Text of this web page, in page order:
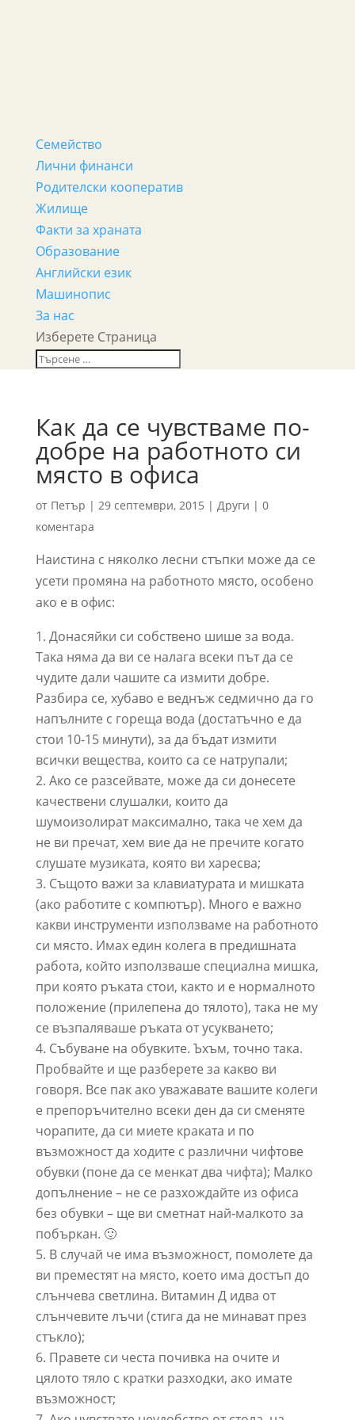
Семейство
Лични финанси
Родителски кооператив
Жилище
Факти за храната
Образование
Английски език
Машинопис
За нас
Изберете Страница
Как да се чувстваме по-
добре на работното си
място в офиса
от Петър | 29 септември, 2015 | Други | 0
коментара
Наистина с няколко лесни стъпки може да се
усети промяна на работното място, особено
ако е в офис:
Донасяйки си собствено шише за вода.
Така няма да ви се налага всеки път да се
чудите дали чашите са измити добре.
Разбира се, хубаво е веднъж седмично да го
напълните с гореща вода (достатъчно е да
стои 10-15 минути), за да бъдат измити
всички вещества, които са се натрупали;
Ако се разсейвате, може да си донесете
качествени слушалки, които да
шумоизолират максимално, така че хем да
не ви пречат, хем вие да не пречите когато
слушате музиката, която ви харесва;
Същото важи за клавиатурата и мишката
(ако работите с компютър). Много е важно
какви инструменти използваме на работното
си място. Имах един колега в предишната
работа, който използваше специална мишка,
при която ръката стои, както и е нормалното
положение (прилепена до тялото), така не му
се възпаляваше ръката от усукването;
Събуване на обувките. Ъхъм, точно така.
Пробвайте и ще разберете за какво ви
говоря. Все пак ако уважавате вашите колеги
е препоръчително всеки ден да си сменяте
чорапите, да си миете краката и по
възможност да ходите с различни чифтове
обувки (поне да се менкат два чифта); Малко
допълнение – не се разхождайте из офиса
без обувки – ще ви сметнат най-малкото за
побъркан. 🙂
В случай че има възможност, помолете да
ви преместят на място, което има достъп до
слънчева светлина. Витамин Д идва от
слънчевите лъчи (стига да не минават през
стъкло);
Правете си честа почивка на очите и
цялото тяло с кратки разходки, ако имате
възможност;